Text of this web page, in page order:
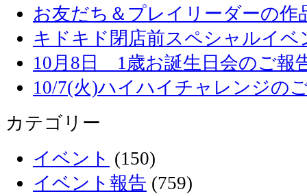
お友だち＆プレイリーダーの作
キドキド閉店前スペシャルイベ
10月8日 1歳お誕生日会のご報
10/7(火)ハイハイチャレンジの
カテゴリー
イベント (150)
イベント報告 (759)